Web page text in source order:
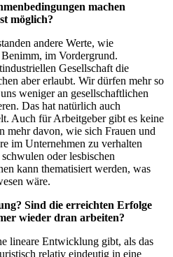
machen
möglich?
andere Werte, wie
im Vordergrund.
Gesellschaft die
aber erlaubt. Wir dürfen mehr so
weniger an gesellschaftlichen
Das hat natürlich auch
Auch für Arbeitgeber gibt es keine
mehr davon, wie sich Frauen und
im Unternehmen zu verhalten
oder lesbischen
kann thematisiert werden, was
wäre.
Sind die erreichten Erfolge
wieder dran arbeiten?
lineare Entwicklung gibt, als das
relativ eindeutig in eine